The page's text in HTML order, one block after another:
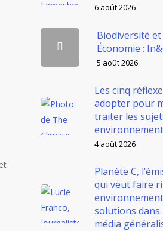
6 août 2026
Biodiversité et
Économie :
5 août 2026
Les cinq
adopter pour
traiter les
4 août 2026
Planète C,
qui veut faire
solutions dans
média